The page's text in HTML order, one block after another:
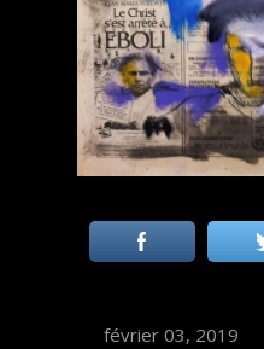
février 03, 2019